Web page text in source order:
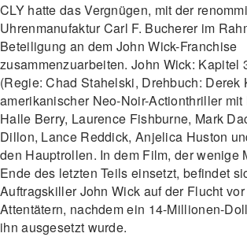
CLY hatte das Vergnügen, mit der
Uhrenmanufaktur Carl F. Bucherer im
Beteiligung an dem John Wick-Franchise
zusammenzuarbeiten. John Wick: Kapitel
(Regie: Chad Stahelski, Drehbuch: Derek
amerikanischer Neo-Noir-Actionthriller mit
Halle Berry, Laurence Fishburne, Mark
Dillon, Lance Reddick, Anjelica Huston
den Hauptrollen. In dem Film, der wenige
Ende des letzten Teils einsetzt, befindet
Auftragskiller John Wick auf der Flucht
Attentätern, nachdem ein 14-Millionen-
ihn ausgesetzt wurde.